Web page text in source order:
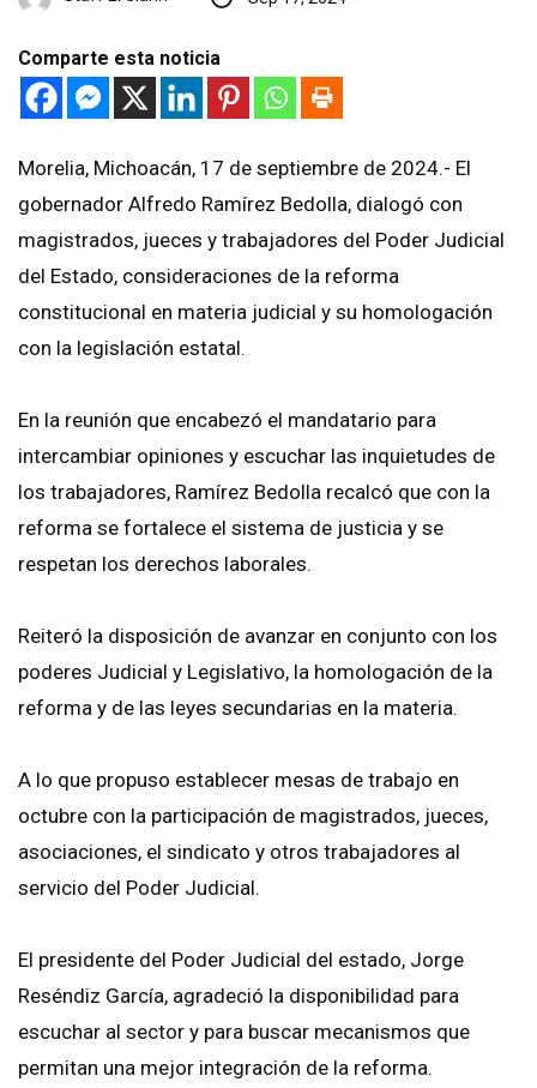
Comparte esta noticia
Morelia, Michoacán, 17 de septiembre de 2024.- El
gobernador Alfredo Ramírez Bedolla, dialogó con
magistrados, jueces y trabajadores del Poder Judicial
del Estado, consideraciones de la reforma
constitucional en materia judicial y su homologación
con la legislación estatal.
En la reunión que encabezó el mandatario para
intercambiar opiniones y escuchar las inquietudes de
los trabajadores, Ramírez Bedolla recalcó que con la
reforma se fortalece el sistema de justicia y se
respetan los derechos laborales.
Reiteró la disposición de avanzar en conjunto con los
poderes Judicial y Legislativo, la homologación de la
reforma y de las leyes secundarias en la materia.
A lo que propuso establecer mesas de trabajo en
octubre con la participación de magistrados, jueces,
asociaciones, el sindicato y otros trabajadores al
servicio del Poder Judicial.
El presidente del Poder Judicial del estado, Jorge
Reséndiz García, agradeció la disponibilidad para
escuchar al sector y para buscar mecanismos que
permitan una mejor integración de la reforma.